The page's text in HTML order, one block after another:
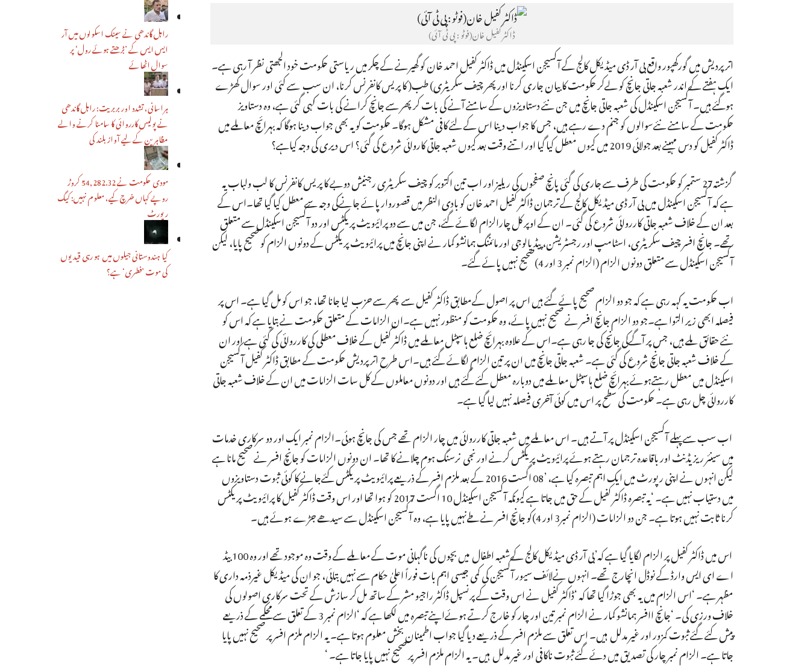
راہل گاندھی نے سینک اسکولوں میں آر
ایس ایس کے ’بڑھتے ہوئے رول‘ پر
سوال اٹھائے
ہراسانی، تشدد اور بربریت: راہل گاندھی
نے پولیس کارروائی کا سامنا کرنے والے
مظاہرین کے لیے آواز بلند کی
مودی حکومت نے 54,282.32 کروڑ
روپے کہاں خرچ کیے، معلوم نہیں: کیگ
رپورٹ
کیا ہندوستانی جیلوں میں ہو رہی قیدیوں
کی موت ’فطری‘ ہے؟
ڈاکٹر کفیل خان(فوٹو : پی ٹی آئی)
اتر پردیش میں گورکھپور واقع بی آر ڈی میڈیکل کالج کے آکسیجن اسکینڈل میں ڈاکٹر کفیل احمد خان کو گھیرنے کے چکر میں ریاستی حکومت خود الجھتی نظر آ رہی ہے۔
ایک ہفتے کے اندر شعبہ جاتی جانچ کو لےکر حکومت کا بیان جاری کرنا اورپھر چیف سکریٹری) طب( کا پریس کانفرنس کرنا، ان سب سے کئی اور سوال کھڑے
ہوگئے ہیں۔ آکسیجن اسکینڈل کی شعبہ جاتی جانچ میں جن نئے دستاویزوں کے سامنے آنے کی بات کر پھر سے جانچ کرانے کی بات کہی گئی ہے، وہ دستاویز
حکومت کے سامنے نئےسوالوں کو جنم دے رہے ہیں، جس کا جواب دینا اس کے لئے کافی مشکل ہوگا۔ حکومت کو یہ بھی جواب دینا ہوگا کہ بہرائچ معاملے میں
ڈاکٹر کفیل کو دس مہینے بعد جولائی 2019 میں کیوں معطل کیا گیا اور اتنے وقت بعد کیوں شعبہ جاتی کاروائی شروع کی گئی؟ اس دیری کی وجہ کیاہے؟
گزشتہ27 ستمبر کو حکومت کی طرف سے جاری کی گئی پانچ صفحوں کی ریلیز اور اب تین اکتوبر کو چیف سکریٹری رجنیش دوبے کا پریس کانفرنس کا لب ولباب یہ
ہے کہ آکسیجن اسکینڈل میں بی آر ڈی میڈیکل کالج کے ترجمان ڈاکٹر کفیل احمد خان کو بادی النظر میں قصوروار پائے جانےکی وجہ سے معطل کیا گیا تھا۔اس کے
بعد ان کے خلاف شعبہ جاتی کارروائی شروع کی گئی۔ ان کے اوپر کل چارالزام لگائے گئے، جن میں سے دو پرائیویٹ پریکٹس اور دو آکسیجن اسکینڈل سے متعلق
تھے۔ جانچ افسر چیف سکریٹری، اسٹامپ اور رجسٹریشن، پیڈیالوجی اور مائننگ ہمانشو کمار نے اپنی جانچ میں پرائیویٹ پریکٹس کے دونوں الزام کو صحیح پایا، لیکن
آکسیجن اسکینڈل سے متعلق دونوں الزام (الزام نمبر 3 اور 4)صحیح نہیں پائے گئے۔
اب حکومت یہ کہہ رہی ہے کہ جو دو الزام صحیح پائے گئے ہیں اس پر اصول کےمطابق ڈاکٹر کفیل سے پھر سے حزب لیا جانا تھا، جو اس کو مل گیا ہے۔ اس پر
فیصلہ ابھی زیر التوا ہے۔جو دو الزام جانچ افسر نے صحیح نہیں پائے، وہ حکومت کو منظور نہیں ہے۔ان الزامات کے متعلق حکومت نے بتایا ہے کہ اس کو
نئے حقائق ملے ہیں، جس پر آگےکی جانچ کی جا رہی ہے۔اس کے علاوہ بہرائچ ضلع ہاسپٹل معاملے میں ڈاکٹر کفیل کے خلاف معطلی کی کارروائی کی گئی ہے اور ان
کے خلاف شعبہ جاتی جانچ شروع کی گئی ہے۔ شعبہ جاتی جانچ میں ان پر تین الزام لگائے گئے ہیں۔اس طرح اترپردیش حکومت کے مطابق ڈاکٹر کفیل آکسیجن
اسکینڈل میں معطل رہتےہوئے بہرائچ ضلع ہاسپٹل معاملے میں دوبارہ معطل کئے گئے ہیں اور دونوں معاملوں کے کل سات الزامات میں ان کے خلاف شعبہ جاتی
کارروائی چل رہی ہے۔ حکومت کی سطح پر اس میں کوئی آخری فیصلہ نہیں لیا گیا ہے۔
اب سب سے پہلے آکسیجن اسکینڈل پر آتے ہیں۔ اس معاملے میں شعبہ جاتی کارروائی میں چار الزام تھے جس کی جانچ ہوئی۔الزام نمبر ایک اور دو سرکاری خدمات
میں سینئر ریزیڈنٹ اور باقاعدہ ترجمان رہتے ہوئے پرائیویٹ پریکٹس کرنے اورنجی نرسنگ ہوم چلانے کا تھا۔ ان دونوں الزامات کو جانچ افسر نے صحیح مانا ہے
لیکن انہوں نے اپنی رپورٹ میں ایک اہم تبصرہ کیا ہے، ’08 اگست 2016 کے بعد ملزم افسر کے ذریعے پرائیویٹ پریکٹس کئےجانے کا کوئی ثبوت دستاویزوں
میں دستیاب نہیں ہے۔ ‘یہ تبصرہ ڈاکٹر کفیل کے حق میں جاتا ہے کیونکہ آکسیجن اسکینڈل 10 اگست 2017 کو ہوا تھا اور اس وقت ڈاکٹر کفیل کا پرائیویٹ پریکٹس
کرنا ثابت نہیں ہوتا ہے۔ جن دو الزامات (الزام نمبر3 اور 4)کو جانچ افسر نےطےنہیں پایا ہے، وہ آکسیجن اسکینڈل سے سیدھے جڑے ہوئے ہیں۔
اس میں ڈاکٹر کفیل پر الزام لگایا گیا ہے کہ’بی آر ڈی میڈیکل کالج کےشعبہ اطفال میں بچوں کی ناگہانی موت کے معاملے کے وقت وہ موجود تھے اور وہ 100 بیڈ
اے ای ایس وارڈ کے نوڈل انچارج تھے۔ انہوں نےلائف سیور آکسیجن کی کمی جیسی اہم بات فوراً اعلیٰ حکام سے نہیں بتائی، جو ان کی میڈیکل غیرذمہ داری کا
مظہر ہے۔ ‘اس الزام میں یہ بھی جوڑا گیا تھا کہ ‘ڈاکٹر کفیل نے اس وقت کے پرنسپل ڈاکٹر راجیو مشر کے ساتھ مل‌کر سازش کے تحت سرکاری اصولوں کی
خلاف ورزی کی۔ ‘جانچ اافسر ہمانشو کمار نے الزام نمبر تین اور چار کو خارج کرتے ہوئےاپنے تبصرہ میں لکھا ہے کہ ‘الزام نمبر 3 کے تعلق سے محکمے کے ذریعے
پیش کئے گئے ثبوت کمزور اور غیر مدلل ہیں۔ اس تعلق سے ملزم افسر کے ذریعے دیا گیا جواب اطمینان بخش معلوم ہوتا ہے۔ یہ الزام ملزم افسر پر صحیح نہیں پایا
جاتا ہے۔ الزام نمبر چار کی تصدیق میں دئے گئے ثبوت ناکافی اور غیر مدلل ہیں۔ یہ الزام ملزم افسر پر صحیح نہیں پایا جاتا ہے۔ ‘